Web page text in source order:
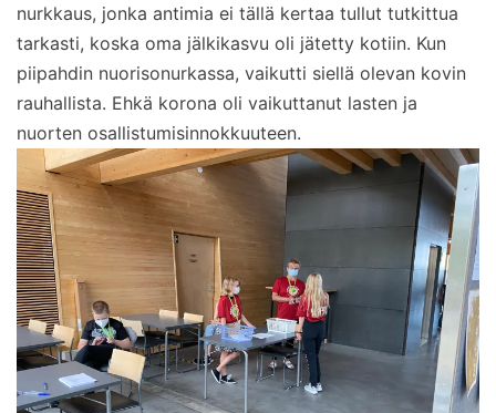
nurkkaus, jonka antimia ei tällä kertaa tullut tutkittua
tarkasti, koska oma jälkikasvu oli jätetty kotiin. Kun
piipahdin nuorisonurkassa, vaikutti siellä olevan kovin
rauhallista. Ehkä korona oli vaikuttanut lasten ja
nuorten osallistumisinnokkuuteen.